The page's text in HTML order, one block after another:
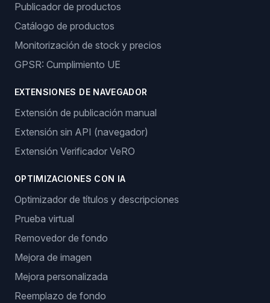
Publicador de productos
Catálogo de productos
Monitorización de stock y precios
GPSR: Cumplimiento UE
EXTENSIONES DE NAVEGADOR
Extensión de publicación manual
Extensión sin API (navegador)
Extensión Verificador VeRO
OPTIMIZACIONES CON IA
Optimizador de títulos y descripciones
Prueba virtual
Removedor de fondo
Mejora de imagen
Mejora personalizada
Reemplazo de fondo